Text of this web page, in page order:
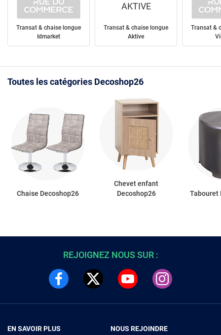
Transat & chaise longue
Idmarket
AKTIVE
Transat & chaise longue
Aktive
Transat &
Toutes les catégories Decoshop26
Chaise Decoshop26
Chevet enfant
Decoshop26
Tabouret
REJOIGNEZ NOUS SUR :
EN SAVOIR PLUS
NOUS REJOINDRE